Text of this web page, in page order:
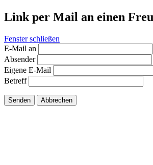
Link per Mail an einen
Fenster schließen
E-Mail an
Absender
Eigene E-Mail
Betreff
Senden Abbrechen